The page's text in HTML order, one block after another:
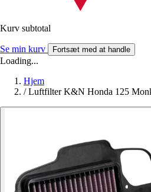
Kurv subtotal
Se min kurv Fortsæt med at handle
Loading...
Hjem
/ Luftfilter K&N Honda 125